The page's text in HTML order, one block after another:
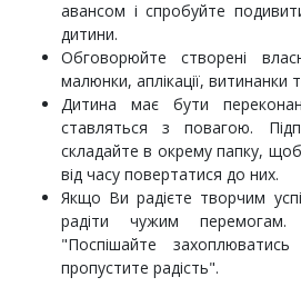
авансом і спробуйте
дитини.
Обговорюйте створені
малюнки, аплікації, витинанки
Дитина має бути
ставляться з повагою.
складайте в окрему папку,
від часу повертатися до них.
Якщо Ви радієте творчим
радіти чужим перемогам.
"Поспішайте
пропустите радість".